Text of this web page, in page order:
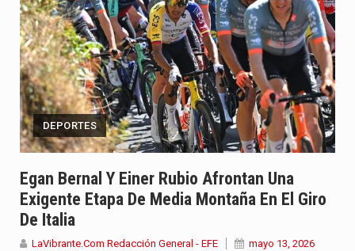
DEPORTES
Egan Bernal Y Einer Rubio Afrontan Una
Exigente Etapa De Media Montaña En El Giro
De Italia
LaVibrante.Com Redacción General - EFE mayo 13, 2026